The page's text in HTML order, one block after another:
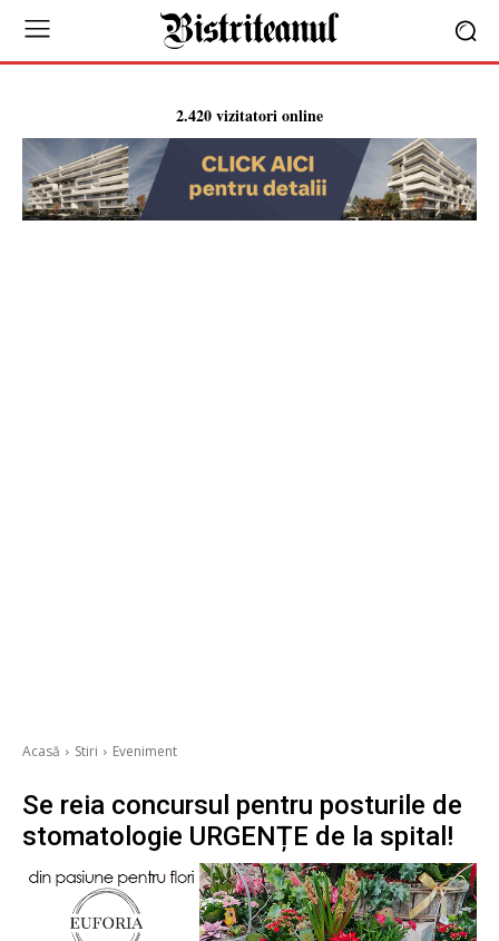
2.420 vizitatori online
Acasă Stiri Eveniment
Se reia concursul pentru posturile de
stomatologie URGENȚE de la spital!